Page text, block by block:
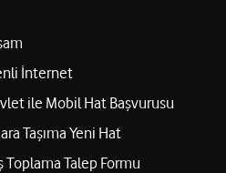
İnternet
ile Mobil Hat Başvurusu
Taşıma Yeni Hat
Toplama Talep Formu